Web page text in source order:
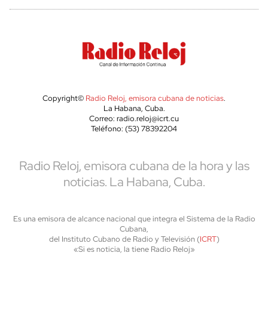
Copyright© Radio Reloj, emisora cubana de noticias.
La Habana, Cuba.
Correo: radio.reloj@icrt.cu
Teléfono: (53) 78392204
Radio Reloj, emisora cubana de la hora y las
noticias. La Habana, Cuba.
Es una emisora de alcance nacional que integra el Sistema de la Radio
Cubana,
del Instituto Cubano de Radio y Televisión (ICRT)
«Si es noticia, la tiene Radio Reloj»